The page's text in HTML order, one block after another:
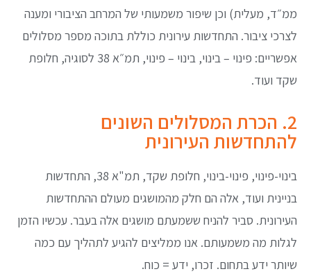
ממ״ד, מעלית) וכן שיפור משמעותי של המרחב הציבורי ומענה
לצרכי ציבור. התחדשות עירונית כוללת בתוכה מספר מסלולים
אפשריים: פינוי – בינוי, בינוי – פינוי, תמ״א 38 לסוגיה, חלופת
שקד ועוד.
2. הכרת המסלולים השונים
להתחדשות העירונית
בינוי-פינוי, פינוי-בינוי, חלופת שקד, תמ"א 38, התחדשות
בניינית ועוד, אלה הם חלק מהמושגים מעולם ההתחדשות
העירונית. סביר להניח ששמעתם מושגים אלה בעבר. עכשיו הזמן
לגלות מה משמעותם. אנו ממליצים להגיע לתהליך עם כמה
שיותר ידע בתחום. זכרו, ידע = כוח.